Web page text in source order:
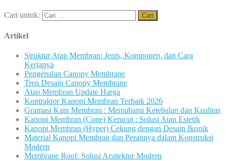
Cari untuk:
Artikel
Struktur Atap Membran: Jenis, Komponen, dan Cara
Kerjanya
Pengenalan Canopy Membrane
Tren Desain Canopy Membrane
Atap Membran Update Harga
Kontraktor Kanopi Membran Terbaik 2026
Gramasi Kain Membran : Memahami Ketebalan dan Kualitas
Kanopi Membran (Cone) Kerucut : Solusi Atap Estetik
Kanopi Membran (Hyper) Cekung dengan Desain Ikonik
Material Kanopi Membran dan Perannya dalam Konstruksi
Modern
Membrane Roof: Solusi Arsitektur Modern